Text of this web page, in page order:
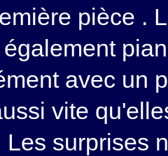
pièce .
avec un
vite
Les surprises